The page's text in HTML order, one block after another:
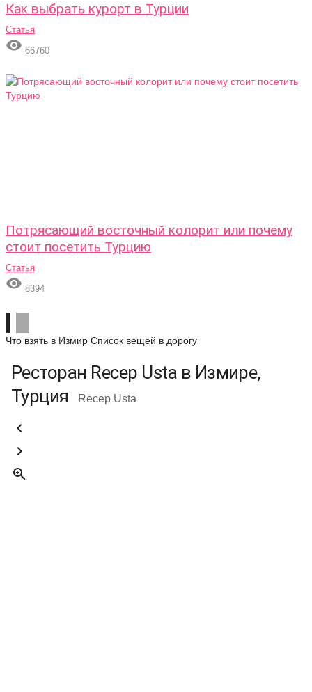
Как выбрать курорт в Турции
Статья
 66760
Потрясающий восточный колорит или почему
стоит посетить Турцию
Статья
 8394
Что взять в Измир Список вещей в дорогу
Ресторан Recep Usta в Измире,
Турция
Recep Usta


